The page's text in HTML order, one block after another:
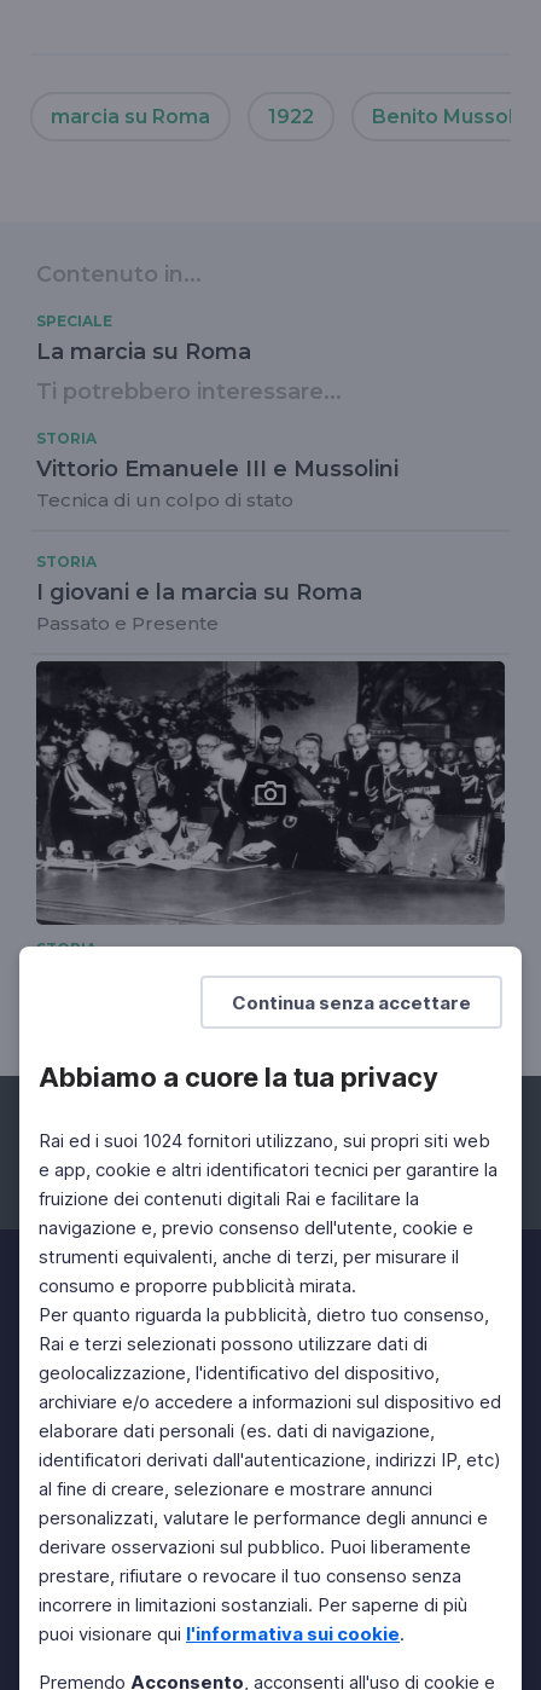
Continua senza accettare
Abbiamo a cuore la tua privacy
Rai ed i suoi 1024 fornitori utilizzano, sui propri siti web
e app, cookie e altri identificatori tecnici per garantire la
fruizione dei contenuti digitali Rai e facilitare la
navigazione e, previo consenso dell'utente, cookie e
strumenti equivalenti, anche di terzi, per misurare il
consumo e proporre pubblicità mirata.
Per quanto riguarda la pubblicità, dietro tuo consenso,
Rai e terzi selezionati possono utilizzare dati di
geolocalizzazione, l'identificativo del dispositivo,
archiviare e/o accedere a informazioni sul dispositivo ed
elaborare dati personali (es. dati di navigazione,
identificatori derivati dall'autenticazione, indirizzi IP, etc)
al fine di creare, selezionare e mostrare annunci
personalizzati, valutare le performance degli annunci e
derivare osservazioni sul pubblico. Puoi liberamente
prestare, rifiutare o revocare il tuo consenso senza
incorrere in limitazioni sostanziali. Per saperne di più
puoi visionare qui l'informativa sui cookie.
Premendo Acconsento, acconsenti all'uso di cookie e
marcia su Roma 1922 Benito Mussolini
Contenuto in...
SPECIALE
La marcia su Roma
Ti potrebbero interessare...
STORIA
Vittorio Emanuele III e Mussolini
Tecnica di un colpo di stato
STORIA
I giovani e la marcia su Roma
Passato e Presente
STORIA
La parabola di Galeazzo Ciano
La sua storia per immagini
Facebook Instagram Twitter